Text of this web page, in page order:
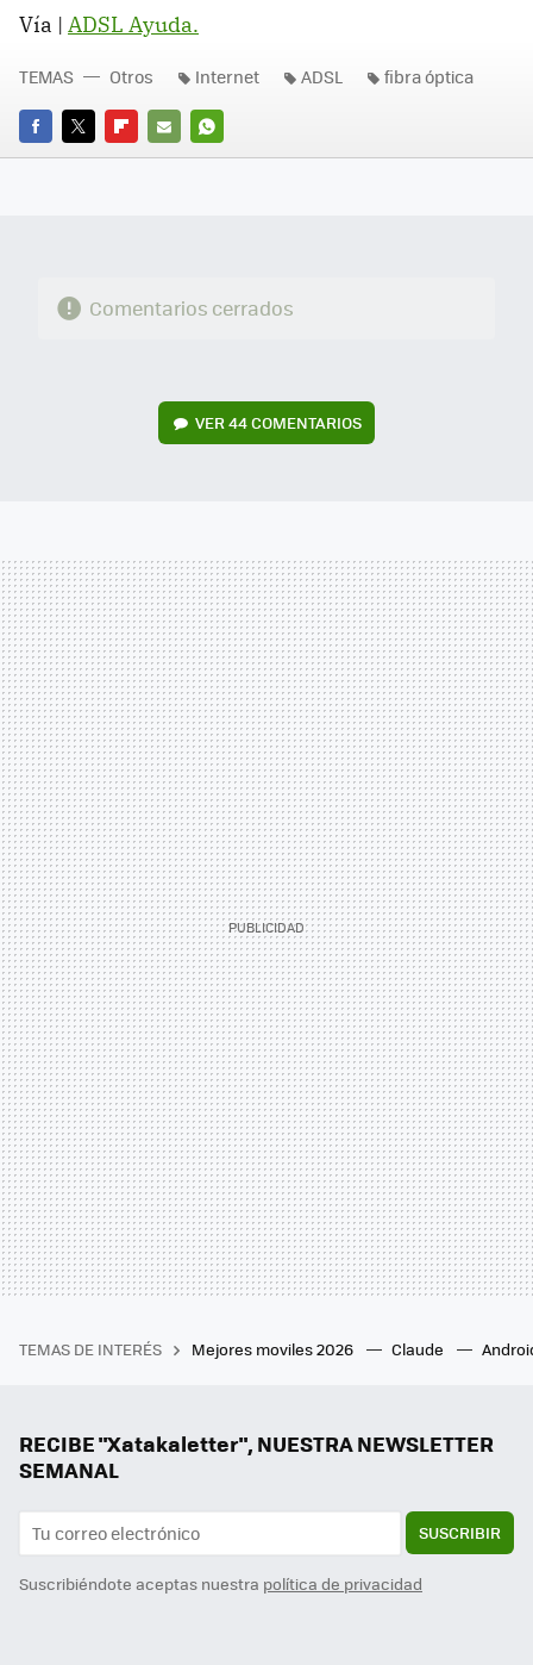
Vía | ADSL Ayuda.
FACEBOOK
TWITTERFLIPBOARD
E-
WHATSAPP
TEMAS Otros Internet ADSL fibra óptica
Comentarios cerrados
VER44 COMENTARIOS
TEMAS DE INTERÉS Mejores moviles 2026 Claude
RECIBE "Xatakaletter", NUESTRA NEWSLETTER
SEMANAL
SUSCRIBIR
Suscribiéndote aceptas nuestra política de privacidad